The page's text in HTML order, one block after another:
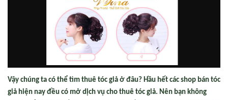
Vậy chúng ta có thể tìm thuê tóc giả ở đâu? Hầu hết các shop bán tóc
giả hiện nay đều có mở dịch vụ cho thuê tóc giả. Nên bạn không